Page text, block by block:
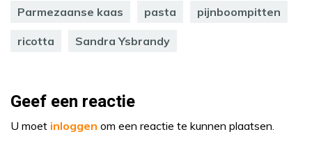
Parmezaanse kaas pasta pijnboompitten
ricotta Sandra Ysbrandy
Geef een reactie
U moet inloggen om een reactie te kunnen plaatsen.